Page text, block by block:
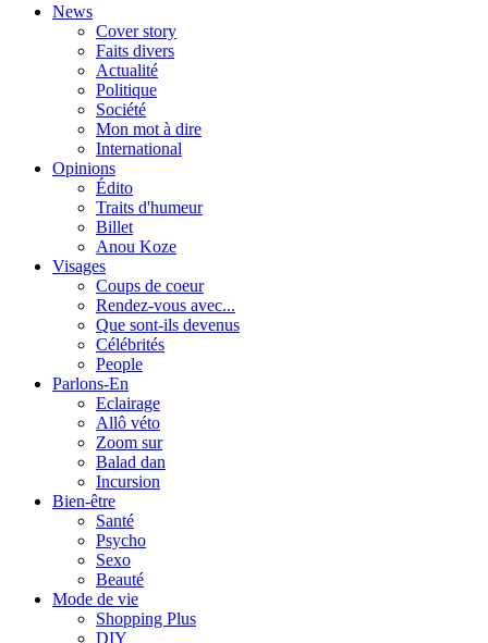
News
Cover story
Faits divers
Actualité
Politique
Société
Mon mot à dire
International
Opinions
Édito
Traits d'humeur
Billet
Anou Koze
Visages
Coups de coeur
Rendez-vous avec...
Que sont-ils devenus
Célébrités
People
Parlons-En
Eclairage
Allô véto
Zoom sur
Balad dan
Incursion
Bien-être
Santé
Psycho
Sexo
Beauté
Mode de vie
Shopping Plus
DIY